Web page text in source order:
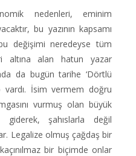
nedenleri, eminim
bu yazının kapsamı
değişimi neredeyse tüm
altına alan hatun yazar
da bugün tarihe ‘Dörtlü
İsim vermem doğru
vurmuş olan büyük
giderek, şahıslarla değil
Legalize olmuş çağdaş bir
bir biçimde onlar